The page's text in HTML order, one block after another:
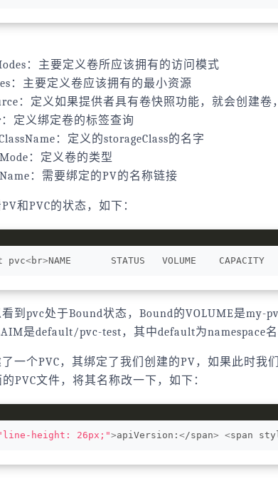
：主要定义卷所应该拥有的访问模式
：主要定义卷应该拥有的最小资源
：定义如果提供者具有卷快照功能，就会创建
：定义绑定卷的标签查询
：定义的storageClass的名字
：定义卷的类型
：需要绑定的PV的名称链接
和PVC的状态，如下：
pvc<br>NAME       STATUS   VOLUME    CAPACITY
到pvc处于Bound状态，Bound的VOLUME是my-
是default/pvc-test，其中default为namespace名
一个PVC，其绑定了我们创建的PV，如果此时我
PVC文件，将其名称改一下，如下：
height: 26px;">apiVersion: </span> <span